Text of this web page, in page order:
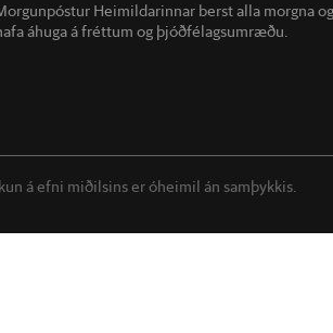
Heimildarinnar berst alla morgna
áhuga á fréttum og þjóðfélagsumræðu.
á efni miðilsins er óheimil án samþykkis.